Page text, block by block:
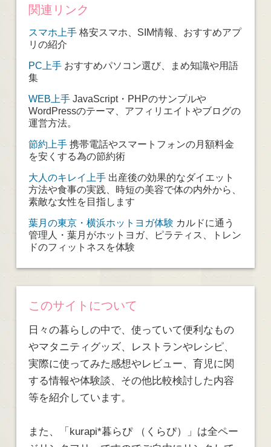
関連リンク
スマホ上手格安スマホ、SIM情報、おすすめアプ
リの紹介
PC上手おすすめパソコン選び、まめ知識や用語
集
WEB上手JavaScript・PHPのサンプルや
WordPressのテーマ、アフィリエイトやブログの
運営方法。
節約上手携帯電話やスマートフォンの月額料金
を安くする為の節約術
大人のキレイ上手出産後の効果的なダイエット
方法や食事の実践、時短の美容で体の内外から、
素敵な女性を目指します
葉月の東京・横浜ホットヨガ体験 カルドに通う
管理人・葉月がホットヨガ、ピラティス、トレン
ドのフィットネスを体験
このサイトについて
日々の暮らしの中で、使っていて便利なもの
やマタニティグッズ、レストランやレシピ、
実際に使ってみた感想やレビュー、育児に関
する情報や体験談、その他比較検討した内容
等を紹介しています。
また、「kurapi*暮らぴ （くらぴ）」は全ペー